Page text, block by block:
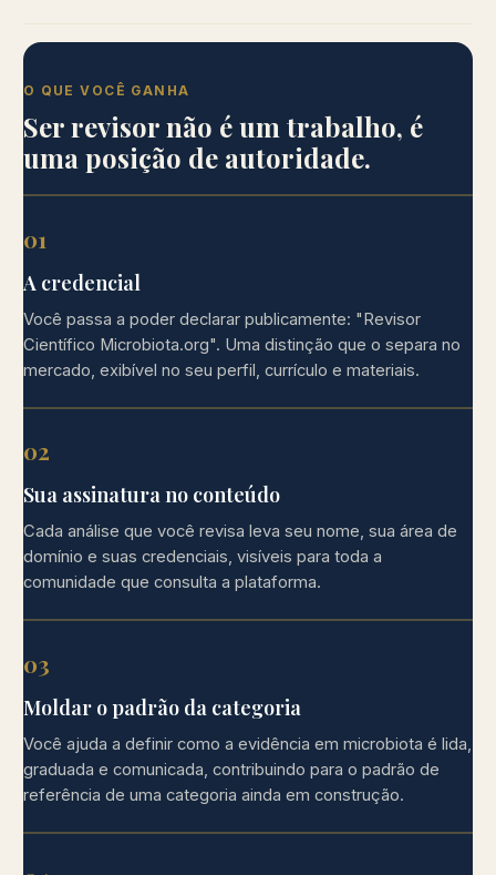
O QUE VOCÊ GANHA
Ser revisor não é um trabalho, é
uma posição de autoridade.
01
A credencial
Você passa a poder declarar publicamente: "Revisor
Científico Microbiota.org". Uma distinção que o separa no
mercado, exibível no seu perfil, currículo e materiais.
02
Sua assinatura no conteúdo
Cada análise que você revisa leva seu nome, sua área de
domínio e suas credenciais, visíveis para toda a
comunidade que consulta a plataforma.
03
Moldar o padrão da categoria
Você ajuda a definir como a evidência em microbiota é lida,
graduada e comunicada, contribuindo para o padrão de
referência de uma categoria ainda em construção.